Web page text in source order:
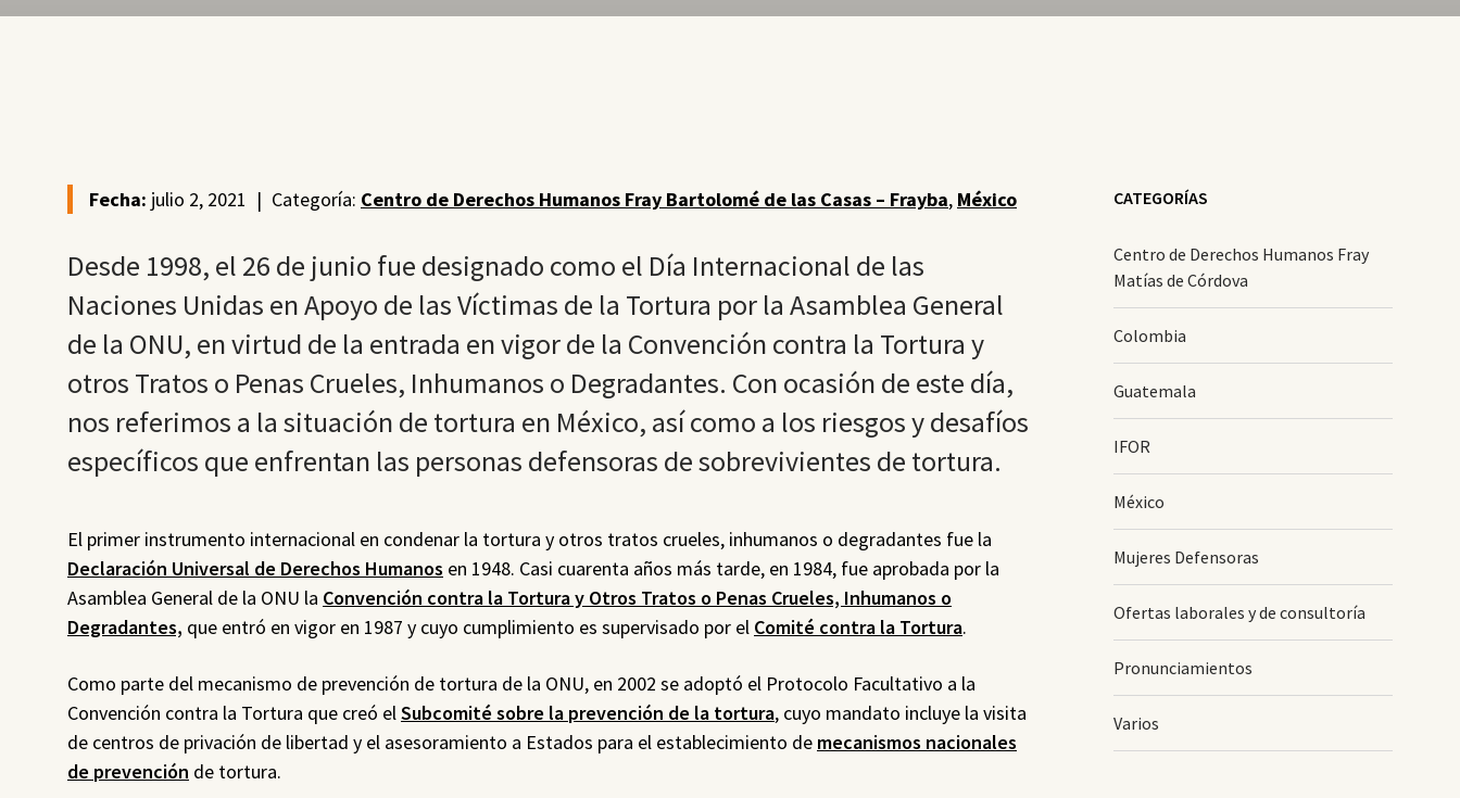
Fecha: julio 2, 2021 | Categoría: Centro de Derechos Humanos Fray Bartolomé de las Casas – Frayba, México
Desde 1998, el 26 de junio fue designado como el Día Internacional de las
Naciones Unidas en Apoyo de las Víctimas de la Tortura por la Asamblea General
de la ONU, en virtud de la entrada en vigor de la Convención contra la Tortura y
otros Tratos o Penas Crueles, Inhumanos o Degradantes. Con ocasión de este día,
nos referimos a la situación de tortura en México, así como a los riesgos y desafíos
específicos que enfrentan las personas defensoras de sobrevivientes de tortura.
El primer instrumento internacional en condenar la tortura y otros tratos crueles, inhumanos o degradantes fue la
Declaración Universal de Derechos Humanos en 1948. Casi cuarenta años más tarde, en 1984, fue aprobada por la
Asamblea General de la ONU la Convención contra la Tortura y Otros Tratos o Penas Crueles, Inhumanos o
Degradantes, que entró en vigor en 1987 y cuyo cumplimiento es supervisado por el Comité contra la Tortura.
Como parte del mecanismo de prevención de tortura de la ONU, en 2002 se adoptó el Protocolo Facultativo a la
Convención contra la Tortura que creó elSubcomité sobre la prevención de la tortura, cuyo mandato incluye la visita
de centros de privación de libertad y el asesoramiento a Estados para el establecimiento de mecanismos nacionales
de prevención de tortura.
CATEGORÍAS
Centro de Derechos Humanos Fray
Matías de Córdova
Colombia
Guatemala
IFOR
México
Mujeres Defensoras
Ofertas laborales y de consultoría
Pronunciamientos
Varios